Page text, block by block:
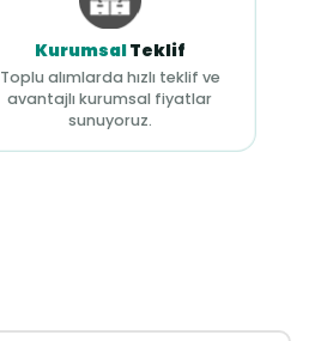
KurumsalTeklif
Toplu alımlarda hızlı teklif ve
avantajlı kurumsal fiyatlar
sunuyoruz.